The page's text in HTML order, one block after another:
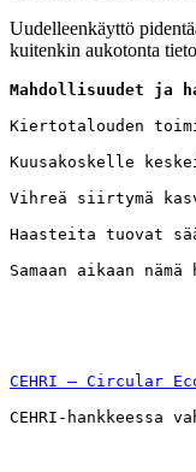
Uudelleenkäyttö
kuitenkin aukotonta
Mahdollisuudet ja
Kiertotalouden
Kuusakoskelle
Vihreä siirtymä
Haasteita tuovat
Samaan aikaan
CEHRI – Circular
CEHRI-